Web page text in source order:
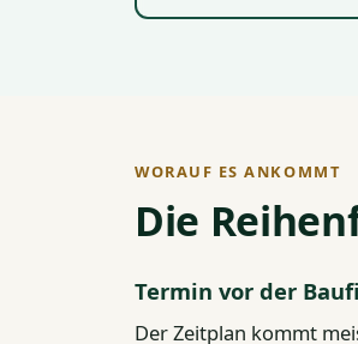
WORAUF ES ANKOMMT
Die
Termin vor der
Der Zeitplan kommt